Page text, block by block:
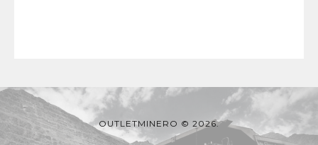
OUTLETMINERO © 2026.